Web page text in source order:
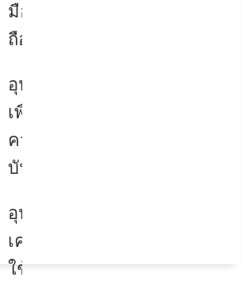
มือ
ถือ
อุปกรณ์
เพื่อ
ความ
บันเทิง
อุปกรณ์
เครื่อง
ใช้